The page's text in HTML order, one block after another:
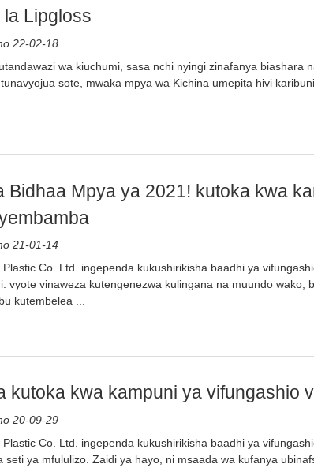
la Lipgloss
22-02-18
wa kiuchumi, sasa nchi nyingi zinafanya
sote, mwaka mpya wa Kichina umepita hivi
Bidhaa Mpya ya 2021! kutoka kwa
21-01-14
Co. Ltd. ingependa kukushirikisha baadhi ya
vyote vinaweza kutengenezwa kulingana na muundo
kutembelea ...
kutoka kwa kampuni ya vifungashio
20-09-29
Plastic Co. Ltd. ingependa kukushirikisha baadhi ya
seti ya mfululizo. Zaidi ya hayo, ni msaada wa kufanya